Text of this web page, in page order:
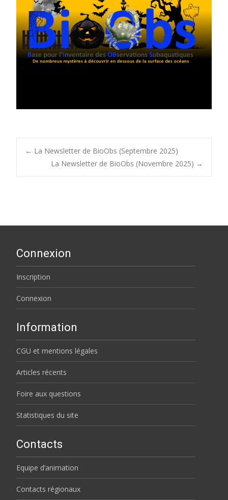
Post
← La Newsletter de BioObs (Septembre 2025)
La Newsletter de BioObs (Novembre 2025) →
Connexion
Inscription
Connexion
Information
CGU et mentions légales
Articles récents
Foire aux questions
Statistiques du site
Contacts
Equipe d’animation
Contacts régionaux